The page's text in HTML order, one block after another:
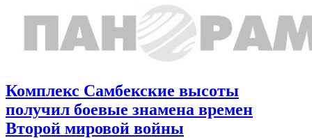
Комплекс Самбекские высоты
получил боевые знамена времен
Второй мировой войны